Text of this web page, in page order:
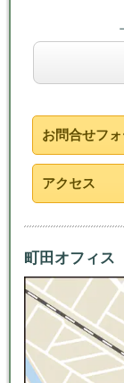
お問合せフ
アクセス
町田オフィス